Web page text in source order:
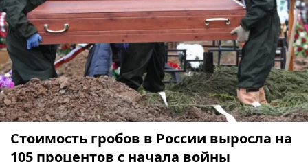
Стоимость гробов в России выросла на
105 процентов с начала войны